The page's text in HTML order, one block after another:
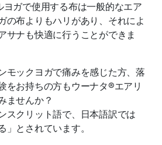
ガで使用する布は一般的なエア
の布よりもハリがあり、それによ
サナも快適に行うことができま
モックヨガで痛みを感じた方、落
をお持ちの方もウーナタ®エアリ
ませんか？
スクリット語で、日本語訳では
」とされています。